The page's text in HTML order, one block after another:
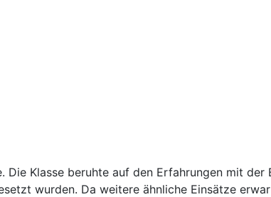
Klasse beruhte auf den Erfahrungen mit
wurden. Da weitere ähnliche Einsätze